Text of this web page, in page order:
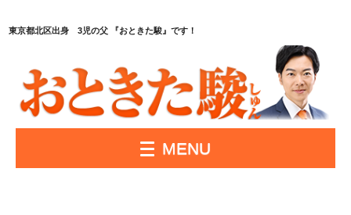
東京都北区出身 3児の父 『おときた駿』です！
MENU